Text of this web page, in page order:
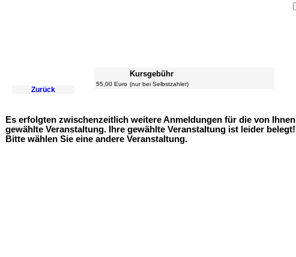
Zurück
Es erfolgten zwischenzeitlich weitere Anmeldungen für die von Ihnen
gewählte Veranstaltung. Ihre gewählte Veranstaltung ist leider belegt!
Bitte wählen Sie eine andere Veranstaltung.
Kursgebühr
55,00 Euro (nur bei Selbstzahler)